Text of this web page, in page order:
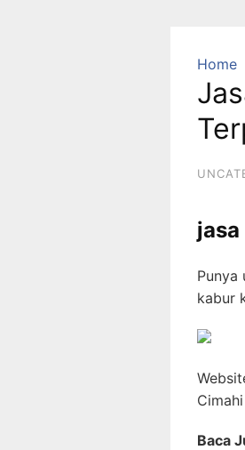
Home
Punya
kabur
Baca